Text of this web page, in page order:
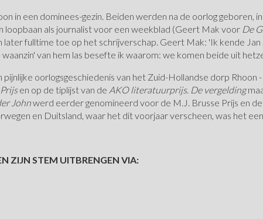
in een dominees-gezin. Beiden werden na de oorlog geboren,
loopbaan als journalist voor een weekblad (Geert Mak voor De
later fulltime toe op het schrijverschap. Geert Mak: 'Ik kende Jan
van hem las besefte ik waarom: we komen beide uit
oorlogsgeschiedenis van het Zuid-Hollandse dorp Rhoon -
en op de tiplijst van de AKO literatuurprijs. De vergelding
Johnwerd eerder genomineerd voor de M.J. Brusse Prijs en
en Duitsland, waar het dit voorjaar verscheen, was het
ZIJN STEM UITBRENGEN VIA: